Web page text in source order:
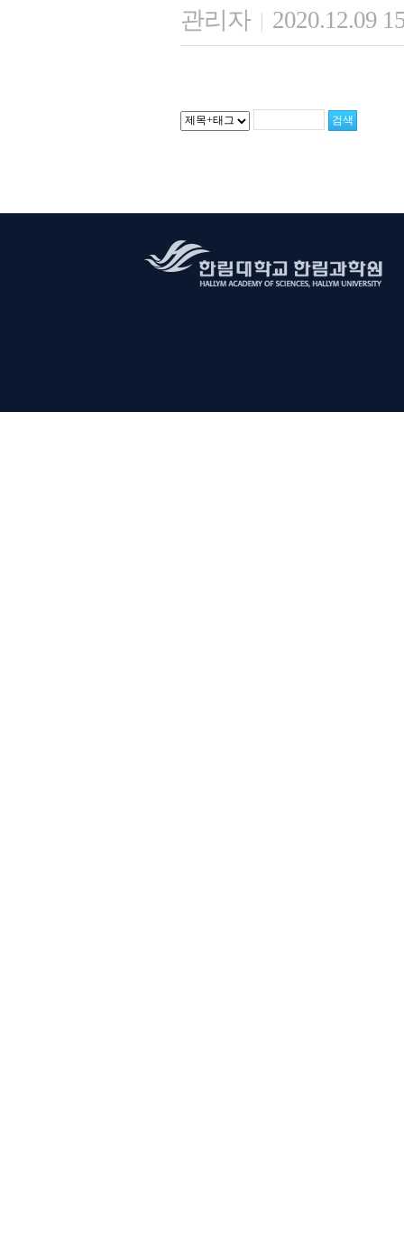
관리자 | 2020.12.09